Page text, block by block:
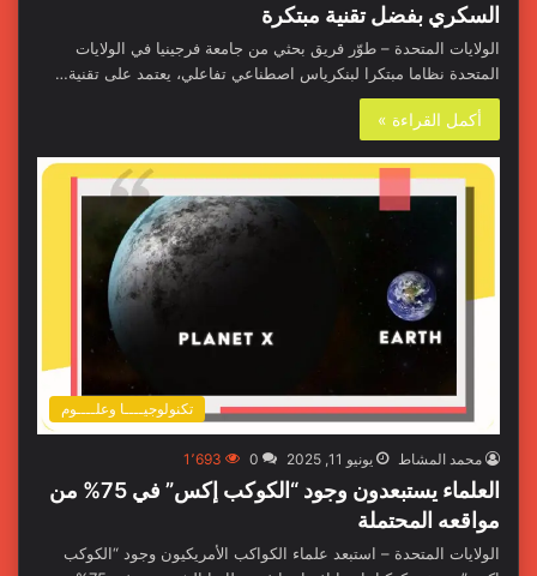
السكري بفضل تقنية مبتكرة
الولايات المتحدة – طوّر فريق بحثي من جامعة فرجينيا في الولايات
المتحدة نظاما مبتكرا لبنكرياس اصطناعي تفاعلي، يعتمد على تقنية…
أكمل القراءة »
تكنولوجيــــا وعلــــوم
محمد المشاط يونيو 11, 2025 0 1٬693
العلماء يستبعدون وجود “الكوكب إكس” في 75% من
مواقعه المحتملة
الولايات المتحدة – استبعد علماء الكواكب الأمريكيون وجود “الكوكب